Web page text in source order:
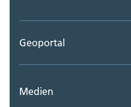
Geoportal
Medien